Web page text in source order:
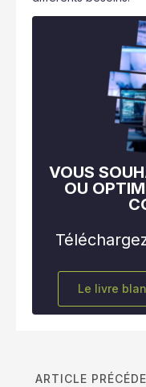
VOUS
OU
Le livre
ARTICLE